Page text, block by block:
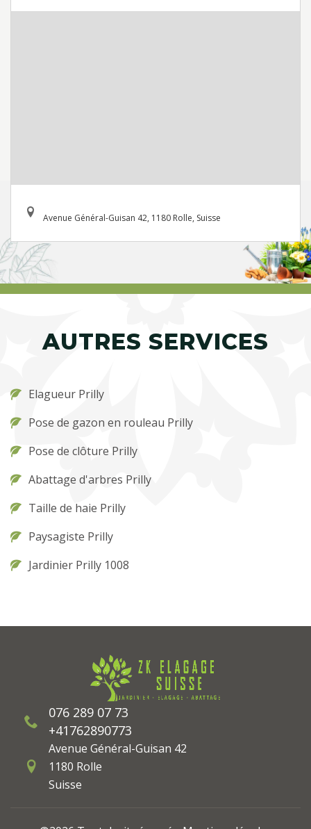
Avenue Général-Guisan 42, 1180 Rolle, Suisse
AUTRES SERVICES
Elagueur Prilly
Pose de gazon en rouleau Prilly
Pose de clôture Prilly
Abattage d'arbres Prilly
Taille de haie Prilly
Paysagiste Prilly
Jardinier Prilly 1008
076 289 07 73
+41762890773
Avenue Général-Guisan 42
1180 Rolle
Suisse